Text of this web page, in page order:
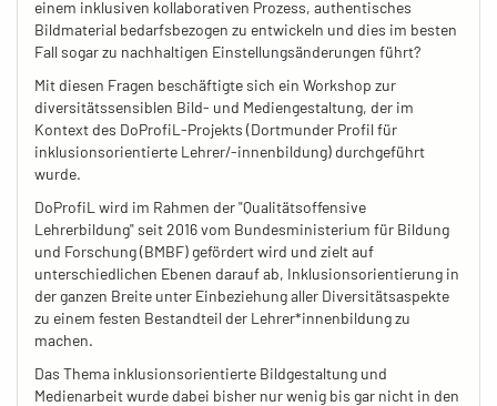
einem inklusiven kollaborativen Prozess, authentisches
Bildmaterial bedarfsbezogen zu entwickeln und dies im besten
Fall sogar zu nachhaltigen Einstellungsänderungen führt?
Mit diesen Fragen beschäftigte sich ein Workshop zur
diversitätssensiblen Bild- und Mediengestaltung, der im
Kontext des DoProfiL-Projekts (Dortmunder Profil für
inklusionsorientierte Lehrer/-innenbildung) durchgeführt
wurde.
DoProfiL wird im Rahmen der "Qualitätsoffensive
Lehrerbildung" seit 2016 vom Bundesministerium für Bildung
und Forschung (BMBF) gefördert wird und zielt auf
unterschiedlichen Ebenen darauf ab, Inklusionsorientierung in
der ganzen Breite unter Einbeziehung aller Diversitätsaspekte
zu einem festen Bestandteil der Lehrer*innenbildung zu
machen.
Das Thema inklusionsorientierte Bildgestaltung und
Medienarbeit wurde dabei bisher nur wenig bis gar nicht in den